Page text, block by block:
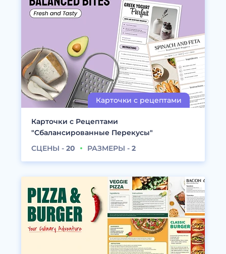
Карточки с Рецептами
"Сбалансированные Перекусы"
СЦЕНЫ - 20 РАЗМЕРЫ - 2